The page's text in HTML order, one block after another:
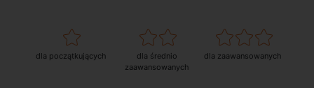
dla początkujących
dla średnio
zaawansowanych
dla zaawansowanych